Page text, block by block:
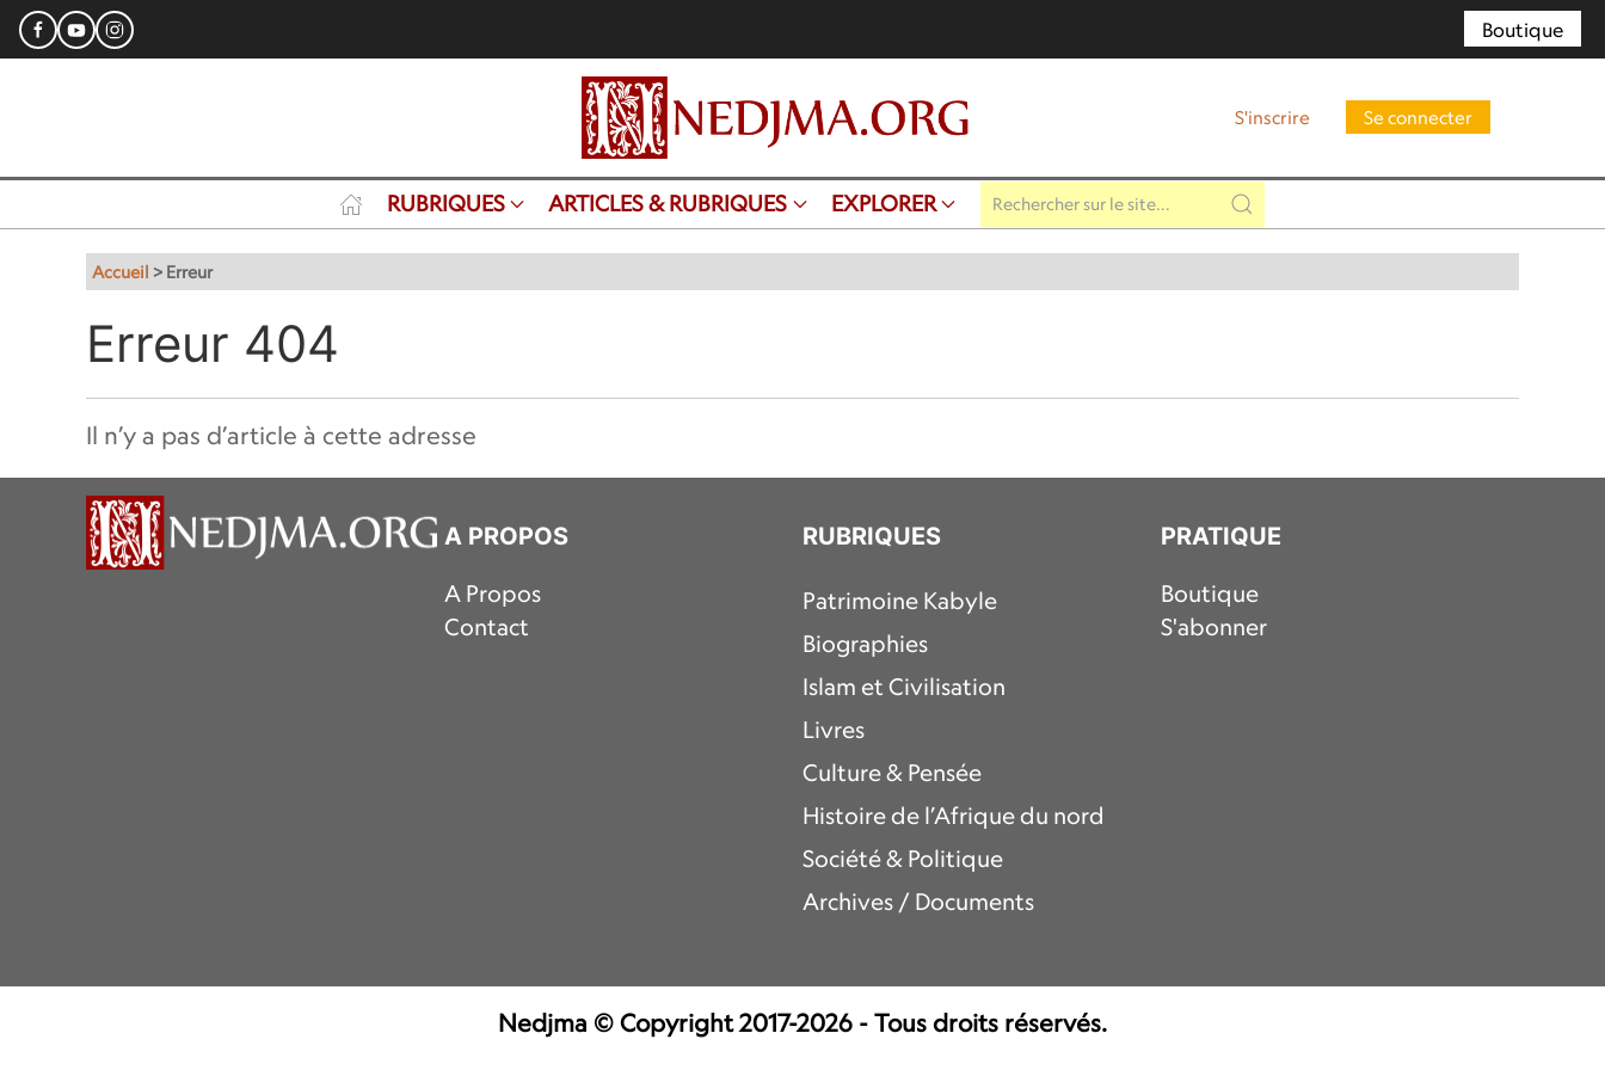
Boutique
S'inscrire Se connecter
RUBRIQUES ARTICLES & RUBRIQUES EXPLORER
Accueil > Erreur
Erreur 404
Il n’y a pas d’article à cette adresse
A PROPOS
A Propos
Contact
RUBRIQUES
Patrimoine Kabyle
Biographies
Islam et Civilisation
Livres
Culture & Pensée
Histoire de l’Afrique du nord
Société & Politique
Archives / Documents
PRATIQUE
Boutique
S'abonner
Nedjma © Copyright 2017-2026 - Tous droits réservés.